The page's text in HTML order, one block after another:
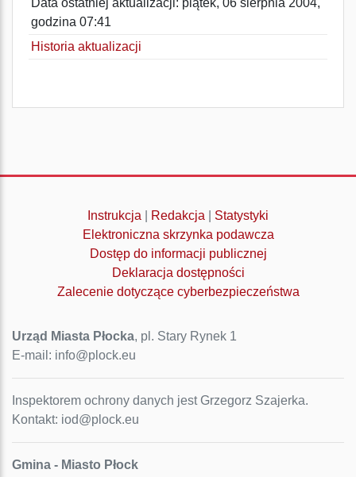
Data ostatniej aktualizacji: piątek, 06 sierpnia 2004,
godzina 07:41
Historia aktualizacji
Instrukcja Redakcja
Statystyki
Elektroniczna skrzynka podawcza
Dostęp do informacji publicznej
Deklaracja dostępności
Zalecenie dotyczące cyberbezpieczeństwa
Urząd Miasta Płocka, pl. Stary Rynek 1
E-mail: info@plock.eu
Inspektorem ochrony danych jest Grzegorz Szajerka.
Kontakt: iod@plock.eu
Gmina - Miasto Płock